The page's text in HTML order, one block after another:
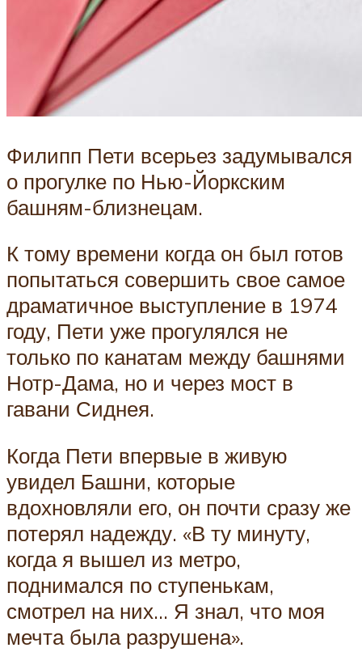
Филипп Пети всерьез задумывался
о прогулке по Нью-Йоркским
башням-близнецам.
К тому времени когда он был готов
попытаться совершить свое самое
драматичное выступление в 1974
году, Пети уже прогулялся не
только по канатам между башнями
Нотр-Дама, но и через мост в
гавани Сиднея.
Когда Пети впервые в живую
увидел Башни, которые
вдохновляли его, он почти сразу же
потерял надежду. «В ту минуту,
когда я вышел из метро, ​​
поднимался по ступенькам,
смотрел на них… Я знал, что моя
мечта была разрушена».